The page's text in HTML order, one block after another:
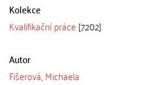
Kolekce
Kvalifikační práce [7202]
Autor
Fišerová, Michaela